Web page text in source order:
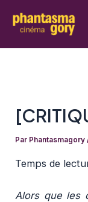
Par Phantasmagory
Temps de
Alors que les